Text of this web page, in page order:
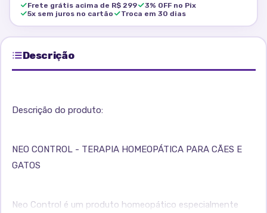
Frete grátis acima de R$ 299
3% OFF no Pix
5x sem juros no cartão
Troca em 30 dias
Descrição
Descrição do produto:
NEO CONTROL - TERAPIA HOMEOPÁTICA PARA CÃES E
GATOS
Neo Control é um produto homeopático especialmente